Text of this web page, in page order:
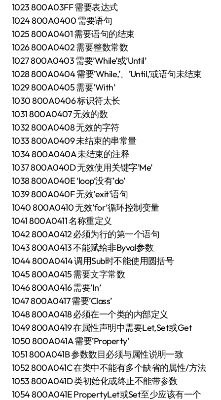
1023 800A03FF 需要表达式
1024 800A0400 需要语句
1025 800A0401 需要语句的结束
1026 800A0402 需要整数常数
1027 800A0403 需要’While’或’Until’
1028 800A0404 需要’While,’、’Until,’或语句未结束
1029 800A0405 需要’With’
1030 800A0406 标识符太长
1031 800A0407 无效的数
1032 800A0408 无效的字符
1033 800A0409 未结束的串常量
1034 800A040A 未结束的注释
1037 800A040D 无效使用关键字’Me’
1038 800A040E ‘loop’没有’do’
1039 800A040F 无效’exit’语句
1040 800A0410 无效’for’循环控制变量
1041 800A0411 名称重定义
1042 800A0412 必须为行的第一个语句
1043 800A0413 不能赋给非Byval参数
1044 800A0414 调用Sub时不能使用圆括号
1045 800A0415 需要文字常数
1046 800A0416 需要’In’
1047 800A0417 需要’Class’
1048 800A0418 必须在一个类的内部定义
1049 800A0419 在属性声明中需要Let,Set或Get
1050 800A041A 需要’Property’
1051 800A041B 参数数目必须与属性说明一致
1052 800A041C 在类中不能有多个缺省的属性/方法
1053 800A041D 类初始化或终止不能带参数
1054 800A041E PropertyLet或Set至少应该有一个